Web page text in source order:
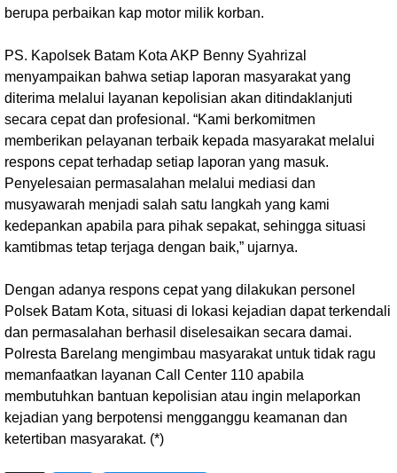
berupa perbaikan kap motor milik korban.
PS. Kapolsek Batam Kota AKP Benny Syahrizal
menyampaikan bahwa setiap laporan masyarakat yang
diterima melalui layanan kepolisian akan ditindaklanjuti
secara cepat dan profesional. “Kami berkomitmen
memberikan pelayanan terbaik kepada masyarakat melalui
respons cepat terhadap setiap laporan yang masuk.
Penyelesaian permasalahan melalui mediasi dan
musyawarah menjadi salah satu langkah yang kami
kedepankan apabila para pihak sepakat, sehingga situasi
kamtibmas tetap terjaga dengan baik,” ujarnya.
Dengan adanya respons cepat yang dilakukan personel
Polsek Batam Kota, situasi di lokasi kejadian dapat terkendali
dan permasalahan berhasil diselesaikan secara damai.
Polresta Barelang mengimbau masyarakat untuk tidak ragu
memanfaatkan layanan Call Center 110 apabila
membutuhkan bantuan kepolisian atau ingin melaporkan
kejadian yang berpotensi mengganggu keamanan dan
ketertiban masyarakat. (*)